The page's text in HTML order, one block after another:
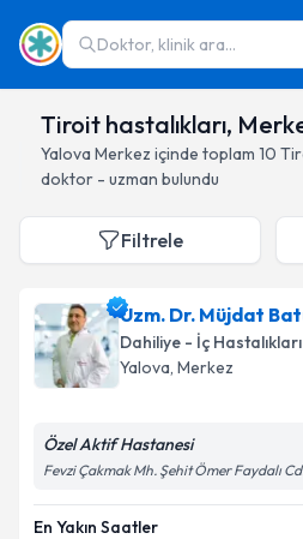
Doktor, klinik ara...
Tiroit hastalıkları,
Yalova Merkez içinde toplam 10
doktor - uzman bulundu
Filtrele
Uzm. Dr. Müjdat
Dahiliye - İç Hastalıkları
Yalova, Merkez
Özel Aktif Hastanesi
Fevzi Çakmak Mh. Şehit Ömer Faydalı
En Yakın Saatler